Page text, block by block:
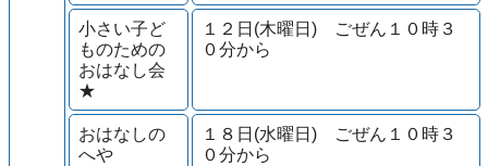
小さい子ど
ものための
おはなし会
★
１２日(木曜日) ごぜん１０時３
０分から
おはなしの
へや
１８日(水曜日) ごぜん１０時３
０分から